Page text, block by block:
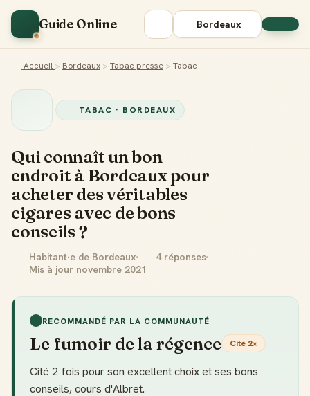
Guide Online Bordeaux
Accueil > Bordeaux > Tabac presse > Tabac
TABAC · BORDEAUX
Qui connaît un bon
endroit à Bordeaux pour
acheter des véritables
cigares avec de bons
conseils ?
Habitant·e de Bordeaux
4 réponses
Mis à jour novembre 2021
RECOMMANDÉ PAR LA COMMUNAUTÉ
Le fumoir de la régence Cité 2×
Cité 2 fois pour son excellent choix et ses bons
conseils, cours d'Albret.